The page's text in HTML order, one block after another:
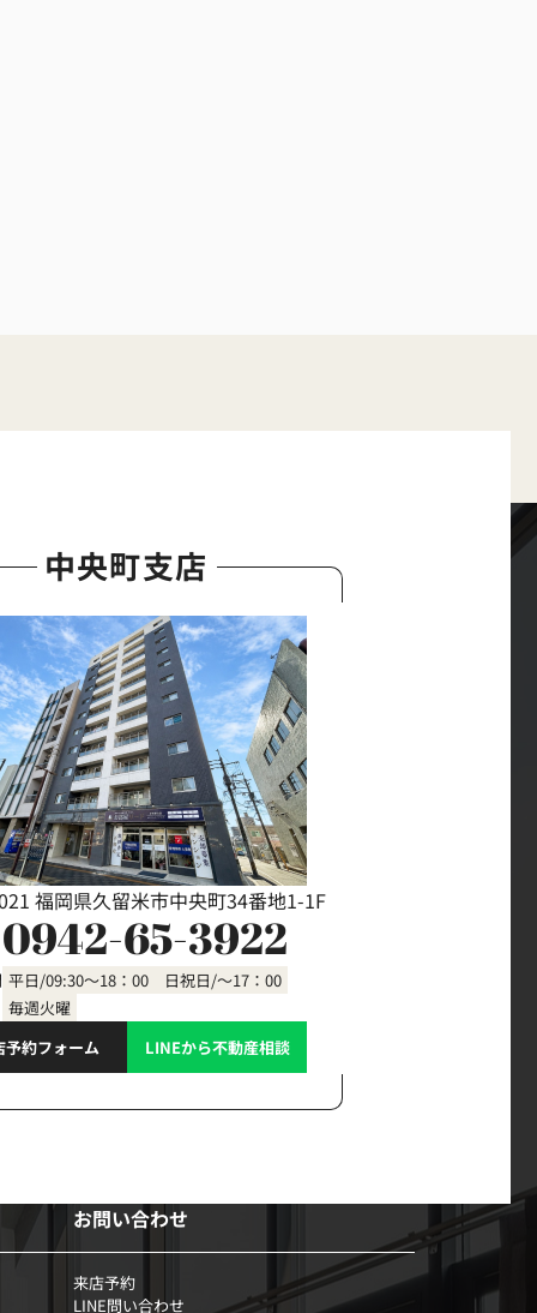
中央町支店
福岡県久留米市中央町34番地1-1F
0942-65-3922
平日/09:30～18：00 日祝日/～17：00
毎週火曜
予約フォーム
LINEから不動産相談
お問い合わせ
来店予約
LINE問い合わせ